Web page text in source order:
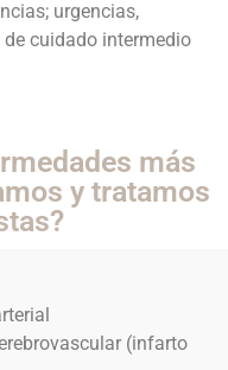
urgencias,
cuidado intermedio
más
y tratamos
(infarto